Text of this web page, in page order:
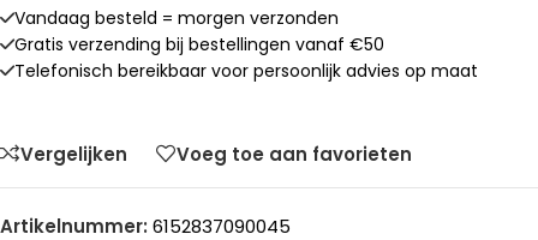
Vandaag besteld = morgen verzonden
Gratis verzending bij bestellingen vanaf €50
Telefonisch bereikbaar voor persoonlijk advies op maat
Vergelijken Voeg toe aan favorieten
Artikelnummer: 6152837090045